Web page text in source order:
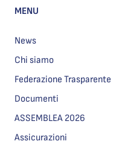
MENU
News
Chi siamo
Federazione Trasparente
Documenti
ASSEMBLEA 2026
Assicurazioni